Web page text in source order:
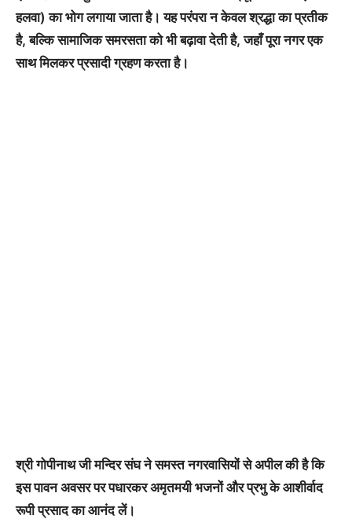
हलवा) का भोग लगाया जाता है। यह परंपरा न केवल श्रद्धा का प्रतीक
है, बल्कि सामाजिक समरसता को भी बढ़ावा देती है, जहाँ पूरा नगर एक
साथ मिलकर प्रसादी ग्रहण करता है।
श्री गोपीनाथ जी मन्दिर संघ ने समस्त नगरवासियों से अपील की है कि
इस पावन अवसर पर पधारकर अमृतमयी भजनों और प्रभु के आशीर्वाद
रूपी प्रसाद का आनंद लें।